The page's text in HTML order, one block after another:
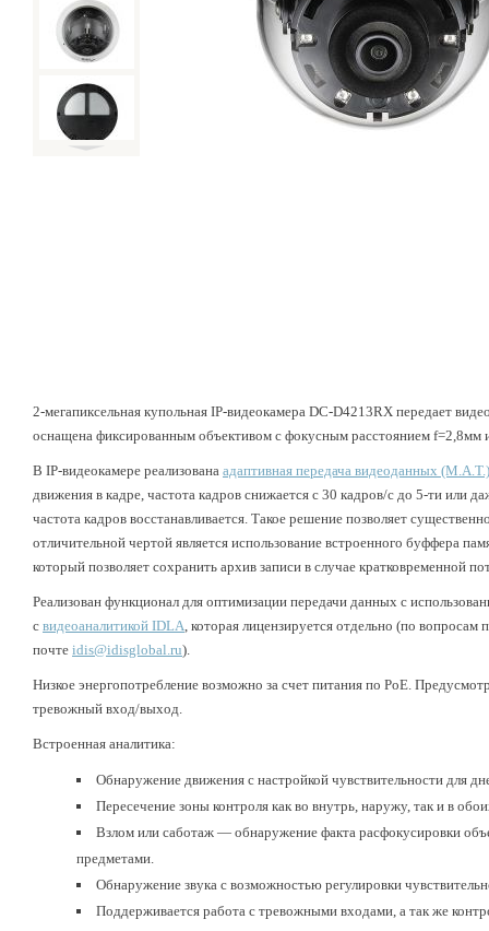
2-мегапиксельная купольная IP-видеокамера DC-D4213RX передает
оснащена фиксированным объективом с фокусным расстоянием f=2,8мм
В IP-видеокамере реализована адаптивная передача видеоданных (M.A.T.)
движения в кадре, частота кадров снижается с 30 кадров/с до 5-ти или
частота кадров восстанавливается. Такое решение позволяет
отличительной чертой является использование встроенного буффера
который позволяет сохранить архив записи в случае кратковременной
Реализован функционал для оптимизации передачи данных с
с видеоаналитикой IDLA, которая лицензируется отдельно (по вопросам
почте idis@idisglobal.ru).
Низкое энергопотребление возможно за счет питания по PoE.
тревожный вход/выход.
Встроенная аналитика:
Обнаружение движения с настройкой чувствительности для
Пересечение зоны контроля как во внутрь, наружу, так и в
Взлом или саботаж — обнаружение факта расфокусировки
предметами.
Обнаружение звука с возможностью регулировки
Поддерживается работа с тревожными входами, а так же